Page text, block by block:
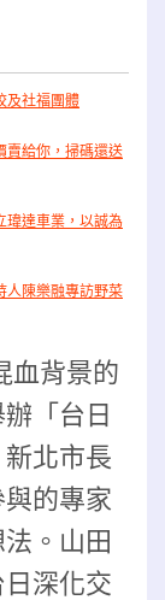
及社福團體
賣給你，掃碼還送
瑋達車業，以誠為
人陳樂融專訪野菜
血背景的
「台日
北市長
的專家
。山田
深化交